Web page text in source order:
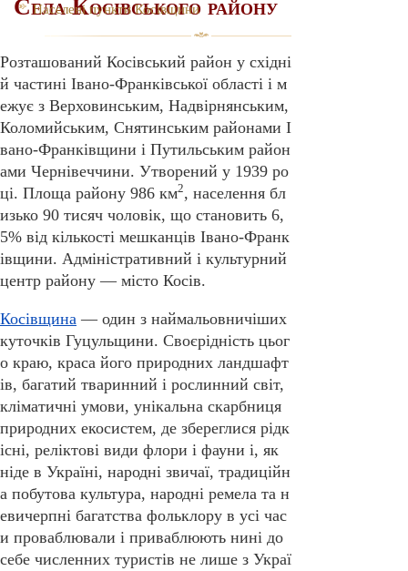
Села Косівського району
Розташований Косівський район у східні
й частині Івано-Франківської області і м
ежує з Верховинським, Надвірнянським,
Коломийським, Снятинським районами І
вано-Франківщини і Путильським район
ами Чернівеччини. Утворений у 1939 ро
ці. Площа району 986 км2, населення бл
изько 90 тисяч чоловік, що становить 6,
5% від кількості мешканців Івано-Франк
івщини. Адміністративний і культурний
центр району — місто Косів.
Косівщина — один з наймальовничіших
куточків Гуцульщини. Своєрідність цьог
о краю, краса його природних ландшафт
ів, багатий тваринний і рослинний світ,
кліматичні умови, унікальна скарбниця
природних екосистем, де збереглися рідк
існі, реліктові види флори і фауни і, як
ніде в Україні, народні звичаї, традиційн
а побутова культура, народні ремела та н
евичерпні багатства фольклору в усі час
и проваблювали і приваблюють нині до
себе численних туристів не лише з Украї
Населені пункти Косівщини